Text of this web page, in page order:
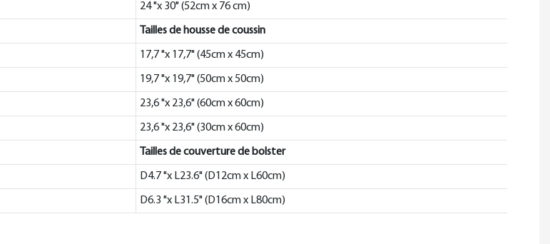
24 "x 30" (52cm x 76 cm)
Tailles de housse de coussin
17,7 "x 17,7" (45cm x 45cm)
19,7 "x 19,7" (50cm x 50cm)
23,6 "x 23,6" (60cm x 60cm)
23,6 "x 23,6" (30cm x 60cm)
Tailles de couverture de bolster
D4.7 "x L23.6" (D12cm x L60cm)
D6.3 "x L31.5" (D16cm x L80cm)